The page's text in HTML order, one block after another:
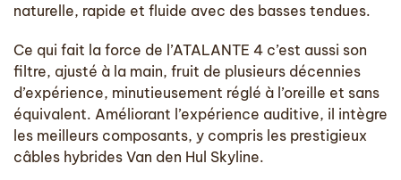
naturelle, rapide et fluide avec des basses tendues.
Ce qui fait la force de l’ATALANTE 4 c’est aussi son
filtre, ajusté à la main, fruit de plusieurs décennies
d’expérience, minutieusement réglé à l’oreille et sans
équivalent. Améliorant l’expérience auditive, il intègre
les meilleurs composants, y compris les prestigieux
câbles hybrides Van den Hul Skyline.